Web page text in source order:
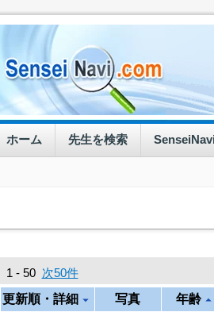
ホーム 先生を検索
1 - 50 次50件
更新順・詳細 arrow_drop_down 写真 年齢arrow_drop_up